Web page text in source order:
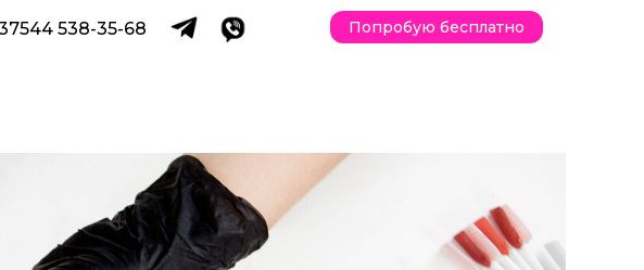
Попробую бесплатно
538-35-68